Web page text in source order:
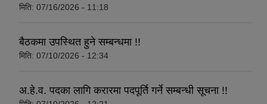
मिति: 07/16/2026 - 11:18
बैठकमा उपस्थित हुने सम्बन्धमा !!
मिति: 07/10/2026 - 12:34
अ.हे.व. पदका लागि करारमा पदपूर्ति गर्ने सम्बन्धी सूचना !!